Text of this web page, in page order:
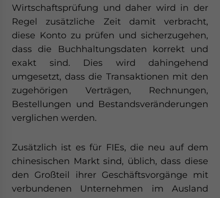
Wirtschaftsprüfung und daher wird in der
Regel zusätzliche Zeit damit verbracht,
diese Konto zu prüfen und sicherzugehen,
dass die Buchhaltungsdaten korrekt und
exakt sind. Dies wird dahingehend
umgesetzt, dass die Transaktionen mit den
zugehörigen Verträgen, Rechnungen,
Bestellungen und Bestandsveränderungen
verglichen werden.
Zusätzlich ist es für FIEs, die neu auf dem
chinesischen Markt sind, üblich, dass diese
den Großteil ihrer Geschäftsvorgänge mit
verbundenen Unternehmen im Ausland